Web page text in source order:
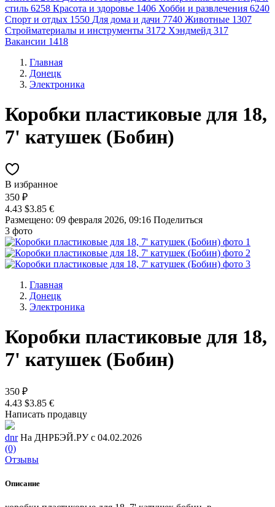
стиль 6258 Красота и здоровье 1406 Хобби и развлечения 6240
Спорт и отдых 1550 Для дома и дачи 7740 Животные 1307
Стройматериалы и инструменты 3172 Хэндмейд 317
Вакансии 1418
Главная
Донецк
Электроника
Коробки пластиковые для 18,
7' катушек (Бобин)
В избранное
350 ₽
4.43 $3.85 €
Размещено: 09 февраля 2026, 09:16 Поделиться
3 фото
Главная
Донецк
Электроника
Коробки пластиковые для 18,
7' катушек (Бобин)
350 ₽
4.43 $3.85 €
Написать продавцу
dnr На ДНРБЭЙ.РУ с 04.02.2026
(0)
Отзывы
Описание